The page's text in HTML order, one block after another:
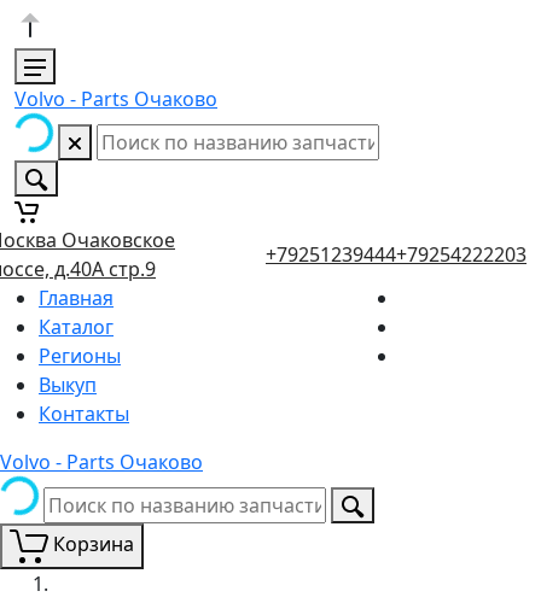
Volvo - Parts Очаково
Очаковское
д.40А стр.9
+79251239444+79254222203
Главная
Каталог
Регионы
Выкуп
Контакты
Volvo - Parts Очаково
Корзина